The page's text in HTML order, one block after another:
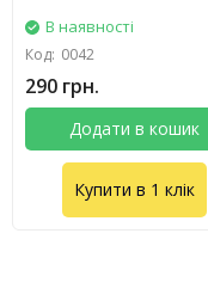
В наявності
Код: 0042
290 грн.
Додати в кошик
Купити в 1 клік